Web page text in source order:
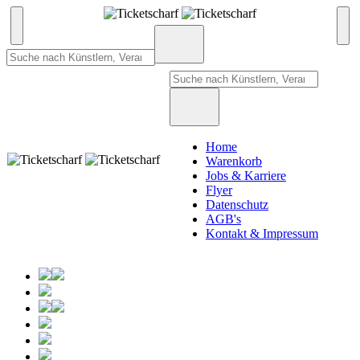
Home
Warenkorb
Jobs & Karriere
Flyer
Datenschutz
AGB's
Kontakt & Impressum